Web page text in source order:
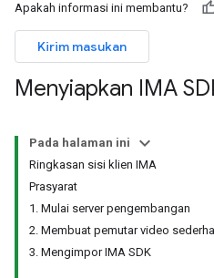
Apakah informasi ini membantu?
Kirim masukan
Menyiapkan IMA
Pada halaman ini
Ringkasan sisi klien IMA
Prasyarat
1. Mulai server pengembangan
2. Membuat pemutar video
3. Mengimpor IMA SDK